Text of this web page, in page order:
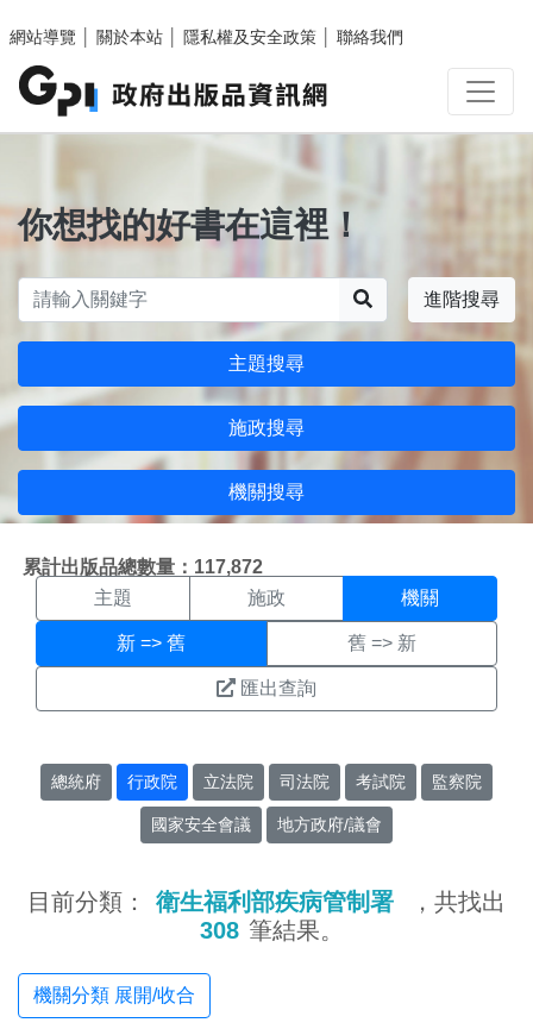
網站導覽
關於本站 隱私權及安全政策 聯絡我們
你想找的好書在這裡！
進階搜尋
主題搜尋
施政搜尋
機關搜尋
累計出版品總數量：117,872
機關搜尋結果頁面
主題 施政 機關
新 => 舊 舊 => 新
匯出查詢
總統府 行政院 立法院 司法院 考試院 監察院
國家安全會議 地方政府/議會
目前分類： 衛生福利部疾病管制署
，共找出
308 筆結果。
機關分類 展開/收合